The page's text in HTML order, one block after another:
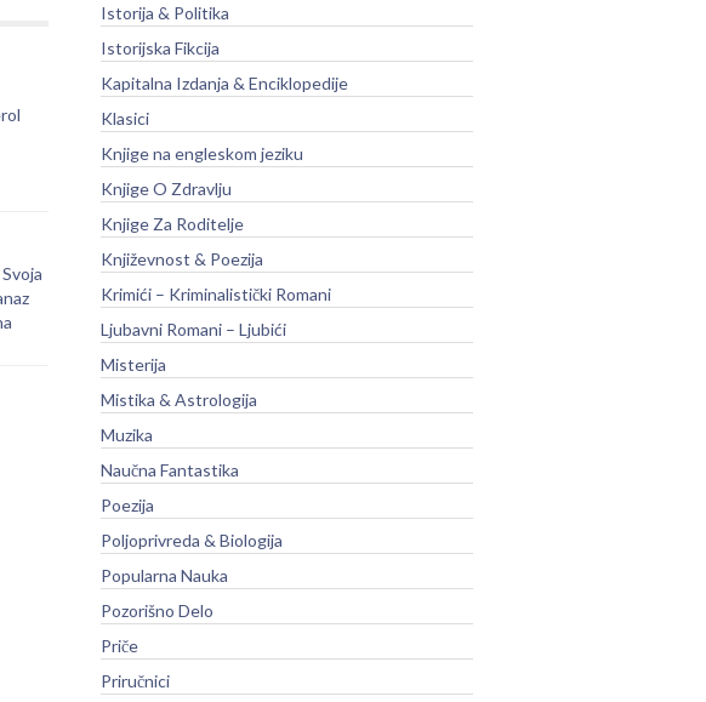
Istorija & Politika
Istorijska Fikcija
Kapitalna Izdanja & Enciklopedije
Klasici
Knjige na engleskom jeziku
Knjige O Zdravlju
Knjige Za Roditelje
Književnost & Poezija
Krimići – Kriminalistički Romani
Ljubavni Romani – Ljubići
Misterija
Mistika & Astrologija
Muzika
Naučna Fantastika
Poezija
Poljoprivreda & Biologija
Popularna Nauka
Pozorišno Delo
Priče
Priručnici